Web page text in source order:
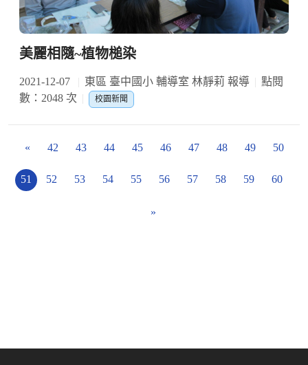
美麗相隨~植物槌染
2021-12-07 東區 臺中國小 輔導室 林靜莉 報導
點閱
數：2048 次
校園新聞
« 42 43 44 45 46 47 48 49 50
51 52 53 54 55 56 57 58 59 60
»